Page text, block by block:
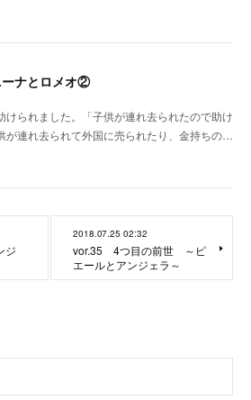
ナとロメオ②
けられました。「子供が連れ去られたので助け
が連れ去られて外国に売られたり、金持ちの…
ジ
2018.07.25 02:32
vor.35 4つ目の前世 ～ピ
エールとアンジェラ～